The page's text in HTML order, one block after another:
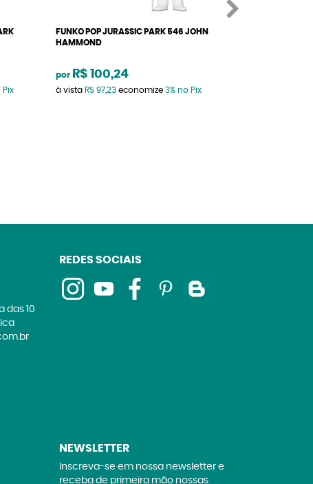
Pix
FUNKO POP JURASSIC PARK 546 JOHN
HAMMOND
por R$ 100,24
à vista R$ 97,23economize 3% no Pix
das 10
REDES SOCIAIS
NEWSLETTER
Inscreva-se em nossa newsletter e
receba de primeira mão nossas